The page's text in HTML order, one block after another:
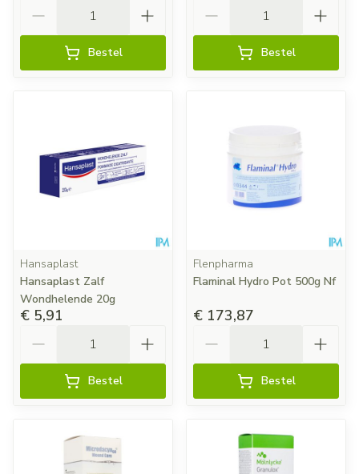
Bestel Bestel
Hansaplast
Hansaplast Zalf
Wondhelende 20g
€ 5,91
Bestel
Flenpharma
Flaminal Hydro Pot 500g Nf
€ 173,87
Bestel